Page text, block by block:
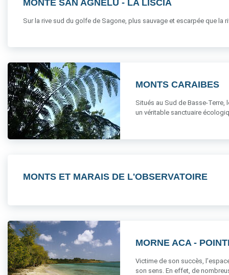
MONTE SAN AGNELU - LA LISCIA
Sur la rive sud du golfe de Sagone, plus sauvage et escarpée que la
MONTS CARAIBES
Situés au Sud de Basse-
un véritable sanctuaire
MONTS ET MARAIS DE L'OBSERVATOIRE
MORNE ACA -
Victime de son succès,
son sens. En effet, de